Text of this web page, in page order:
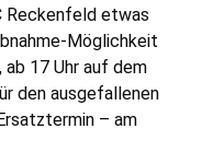
Reckenfeld etwas
Möglichkeit
ab 17 Uhr auf dem
den ausgefallenen
– am